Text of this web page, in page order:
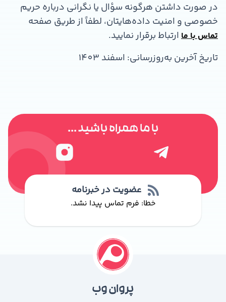
در صورت داشتن هرگونه سؤال یا نگرانی درباره حریم
خصوصی و امنیت داده‌هایتان، لطفاً از طریق صفحه
تماس با ما ارتباط برقرار نمایید.
تاریخ آخرین به‌روزرسانی: اسفند 1403
با ما همراه باشید ...
عضویت در خبرنامه
خطا: فرم تماس پیدا نشد.
پروان وب